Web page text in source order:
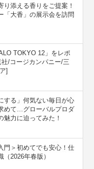
り添える香りをご提案！
「大香」の展示会を訪問
TOKYO 12」をレポ
/コージカンパニー/三
]
する」何気ない毎日が心
めて…グローバルプロダ
魅力に迫ってみた！
門＞初めてでも安心！仕
（2026年春版）